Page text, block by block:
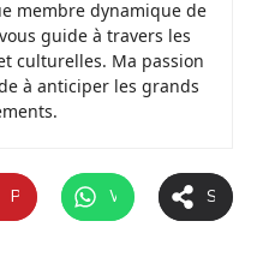
membre dynamique de
guide à travers les
culturelles. Ma passion
à anticiper les grands
WhatsApp